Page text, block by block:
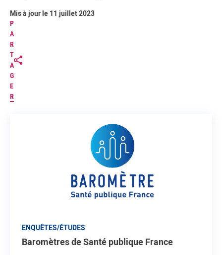
P
A
R
T
A
G
E
R
Mis à jour le 11 juillet 2023
ENQUÊTES/ÉTUDES
Baromètres de Santé publique France